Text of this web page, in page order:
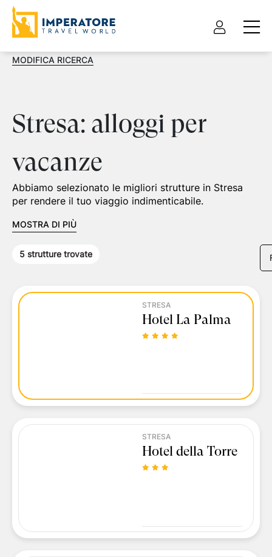
MODIFICA RICERCA
Stresa: alloggi per
vacanze
Abbiamo selezionato le migliori strutture in Stresa
per rendere il tuo viaggio indimenticabile.
MOSTRA DI PIÙ
5 strutture trovate
STRESA
Hotel La Palma
STRESA
Hotel della Torre